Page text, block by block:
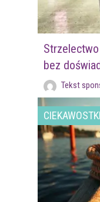
bez
Tekst
CIEKAWOSTKI